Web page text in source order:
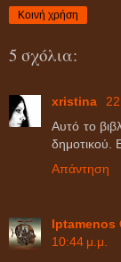
Κοινή χρήση
5 σχόλια:
xristina
Aυτό το
δημοτικού.
Απάντηση
Iptamenos
10:44 μ.μ.